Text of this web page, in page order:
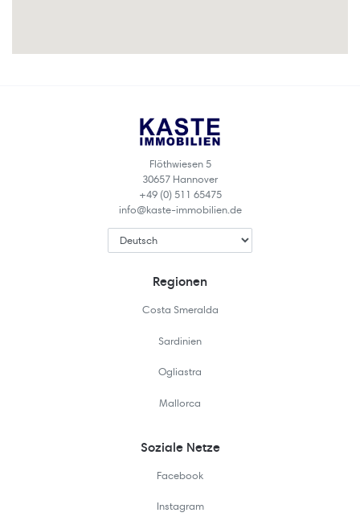
Flöthwiesen 5
30657 Hannover
+49 (0) 511 65475
info@kaste-immobilien.de
Regionen
Costa Smeralda
Sardinien
Ogliastra
Mallorca
Soziale Netze
Facebook
Instagram